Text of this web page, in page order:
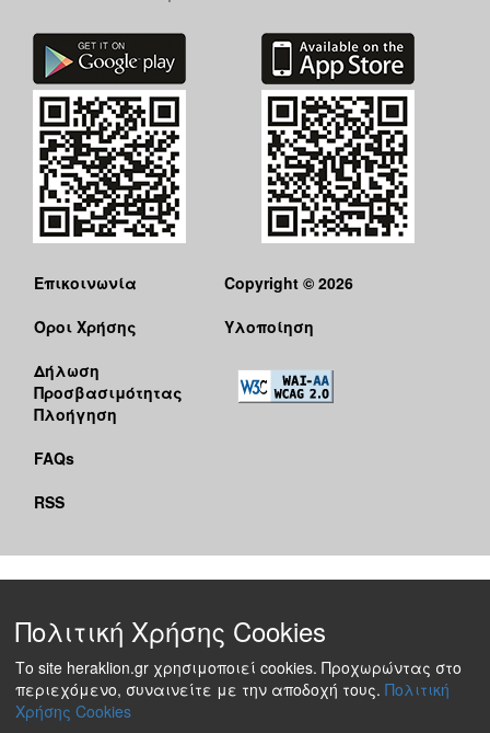
Επικοινωνία
Όροι Χρήσης
Δήλωση
Προσβασιμότητας
Πλοήγηση
FAQs
RSS
Copyright © 2026
Υλοποίηση
Πολιτική Χρήσης Cookies
Το site heraklion.gr χρησιμοποιεί cookies. Προχωρώντας στο
περιεχόμενο, συναινείτε με την αποδοχή τους. Πολιτική
Χρήσης Cookies